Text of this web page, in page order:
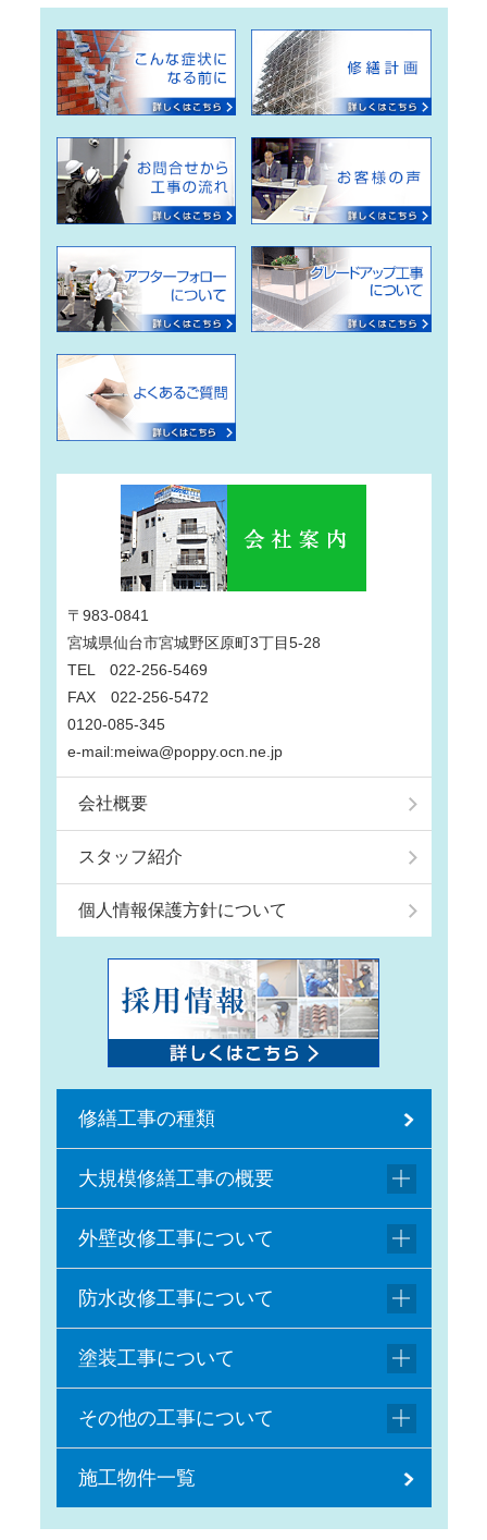
〒983-0841
宮城県仙台市宮城野区原町3丁目5-28
TEL 022-256-5469
FAX 022-256-5472
0120-085-345
e-mail:meiwa@poppy.ocn.ne.jp
会社概要
スタッフ紹介
個人情報保護方針について
修繕工事の種類
大規模修繕工事の概要
外壁改修工事について
防水改修工事について
塗装工事について
その他の工事について
施工物件一覧